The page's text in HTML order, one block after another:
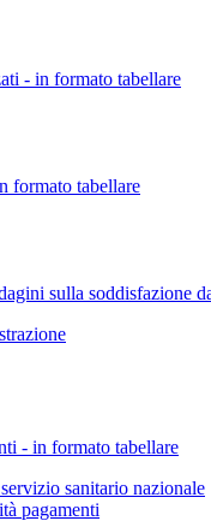
- in formato tabellare
formato tabellare
sulla soddisfazione
- in formato tabellare
sanitario nazionale
pagamenti